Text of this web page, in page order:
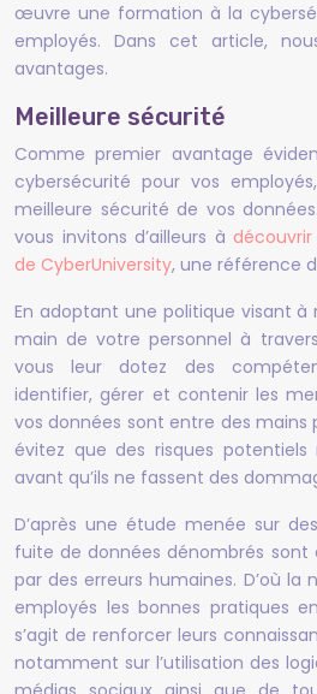
œuvre une formation à la
employés. Dans cet article,
avantages.
Meilleure sécurité
Comme premier avantage
cybersécurité pour vos
meilleure sécurité de vos
vous invitons d’ailleurs à
de CyberUniversity, une référence
En adoptant une politique visant à
main de votre personnel à
vous leur dotez des
identifier, gérer et contenir les
vos données sont entre des mains
évitez que des risques
avant qu’ils ne fassent des
D’après une étude menée sur
fuite de données dénombrés sont
par des erreurs humaines. D’où la
employés les bonnes pratiques
s’agit de renforcer leurs
notamment sur l’utilisation des